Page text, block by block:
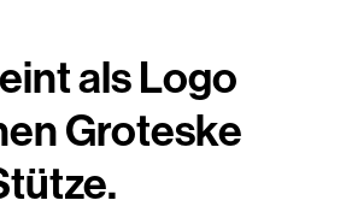
als Logo
Groteske